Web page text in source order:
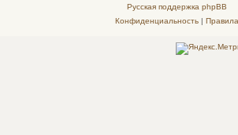
Русская поддержка phpBB
Конфиденциальность| Правила